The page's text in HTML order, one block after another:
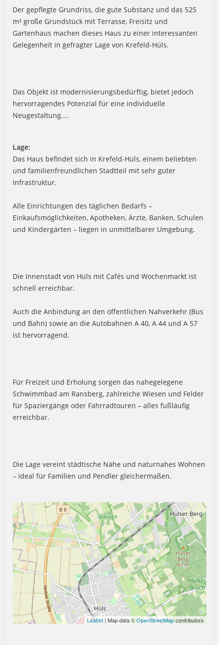
Der gepflegte Grundriss, die gute Substanz und das 525
m² große Grundstück mit Terrasse, Freisitz und
Gartenhaus machen dieses Haus zu einer interessanten
Gelegenheit in gefragter Lage von Krefeld-Hüls.
Das Objekt ist modernisierungsbedürftig, bietet jedoch
hervorragendes Potenzial für eine individuelle
Neugestaltung....
Lage:
Das Haus befindet sich in Krefeld-Hüls, einem beliebten
und familienfreundlichen Stadtteil mit sehr guter
Infrastruktur.
Alle Einrichtungen des täglichen Bedarfs –
Einkaufsmöglichkeiten, Apotheken, Ärzte, Banken, Schulen
und Kindergärten – liegen in unmittelbarer Umgebung.
Die Innenstadt von Hüls mit Cafés und Wochenmarkt ist
schnell erreichbar.
Auch die Anbindung an den öffentlichen Nahverkehr (Bus
und Bahn) sowie an die Autobahnen A 40, A 44 und A 57
ist hervorragend.
Für Freizeit und Erholung sorgen das nahegelegene
Schwimmbad am Ransberg, zahlreiche Wiesen und Felder
für Spaziergänge oder Fahrradtouren – alles fußläufig
erreichbar.
Die Lage vereint städtische Nähe und naturnahes Wohnen
– ideal für Familien und Pendler gleichermaßen.
Leaflet | Map data ©OpenStreetMapcontributors